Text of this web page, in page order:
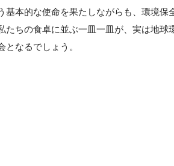
基本的な使命を果たしながらも、環境保
たちの食卓に並ぶ一皿一皿が、実は地球
なるでしょう。